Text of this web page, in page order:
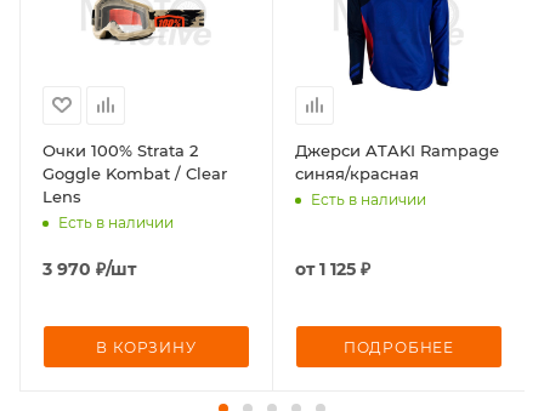
Очки 100% Strata 2
Goggle Kombat / Clear
Lens
Есть в наличии
3 970 ₽/шт
В КОРЗИНУ
Джерси ATAKI Rampage
синяя/красная
Есть в наличии
от1 125 ₽
ПОДРОБНЕЕ